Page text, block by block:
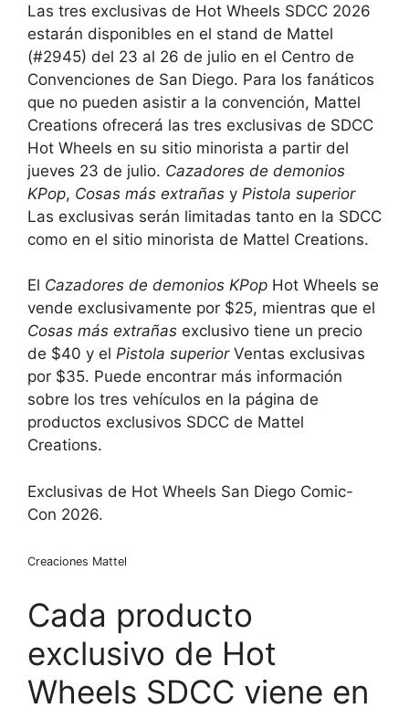
Las tres exclusivas de Hot Wheels SDCC 2026
estarán disponibles en el stand de Mattel
(#2945) del 23 al 26 de julio en el Centro de
Convenciones de San Diego. Para los fanáticos
que no pueden asistir a la convención, Mattel
Creations ofrecerá las tres exclusivas de SDCC
Hot Wheels en su sitio minorista a partir del
jueves 23 de julio. Cazadores de demonios
KPop, Cosas más extrañas y Pistola superior
Las exclusivas serán limitadas tanto en la SDCC
como en el sitio minorista de Mattel Creations.
El Cazadores de demonios KPop Hot Wheels se
vende exclusivamente por $25, mientras que el
Cosas más extrañas exclusivo tiene un precio
de $40 y el Pistola superiorVentas exclusivas
por $35. Puede encontrar más información
sobre los tres vehículos en la página de
productos exclusivos SDCC de Mattel
Creations.
Exclusivas de Hot Wheels San Diego Comic-
Con 2026.
Creaciones Mattel
Cada producto
exclusivo de Hot
Wheels SDCC viene en